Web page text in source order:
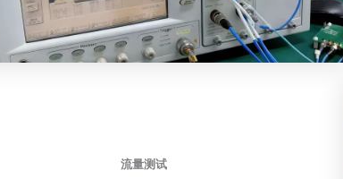
流量测试